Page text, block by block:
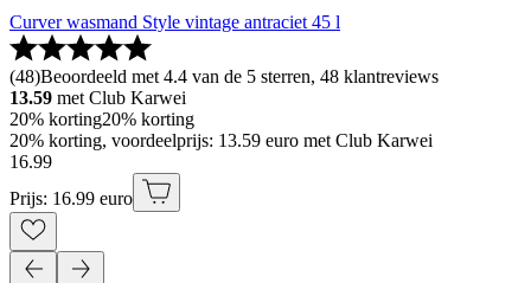
Curver wasmand Style vintage antraciet 45 l
(48)Beoordeeld met 4.4 van de 5 sterren, 48 klantreviews
13.59 met Club Karwei
20% korting20% korting
20% korting, voordeelprijs: 13.59 euro met Club Karwei
16.99
Prijs: 16.99 euro